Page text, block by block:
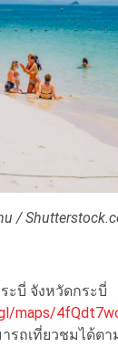
/
ะบี่ จังหวัดกระบี่
maps/
รถเที่ยวชมได้ตา